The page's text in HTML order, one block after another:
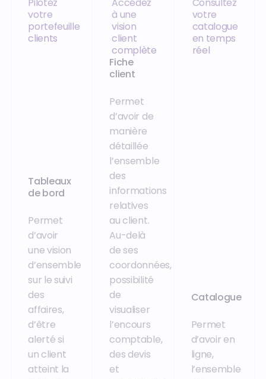
Pilotez
votre
portefeuille
clients
Tableaux
de bord
Permet
d’avoir
une vision
d’ensemble
sur le suivi
des
affaires,
d’être
alerté si
un client
atteint la
Accédez
à une
vision
client
complète
Fiche
client
Permet
d’avoir de
manière
détaillée
l’ensemble
des
informations
relatives
au client.
Au-delà
de ses
coordonnées,
possibilité
de
visualiser
l’encours
comptable,
des devis
et
Consultez
votre
catalogue
en temps
réel
Catalogue
Permet
d’avoir en
ligne,
l’ensemble